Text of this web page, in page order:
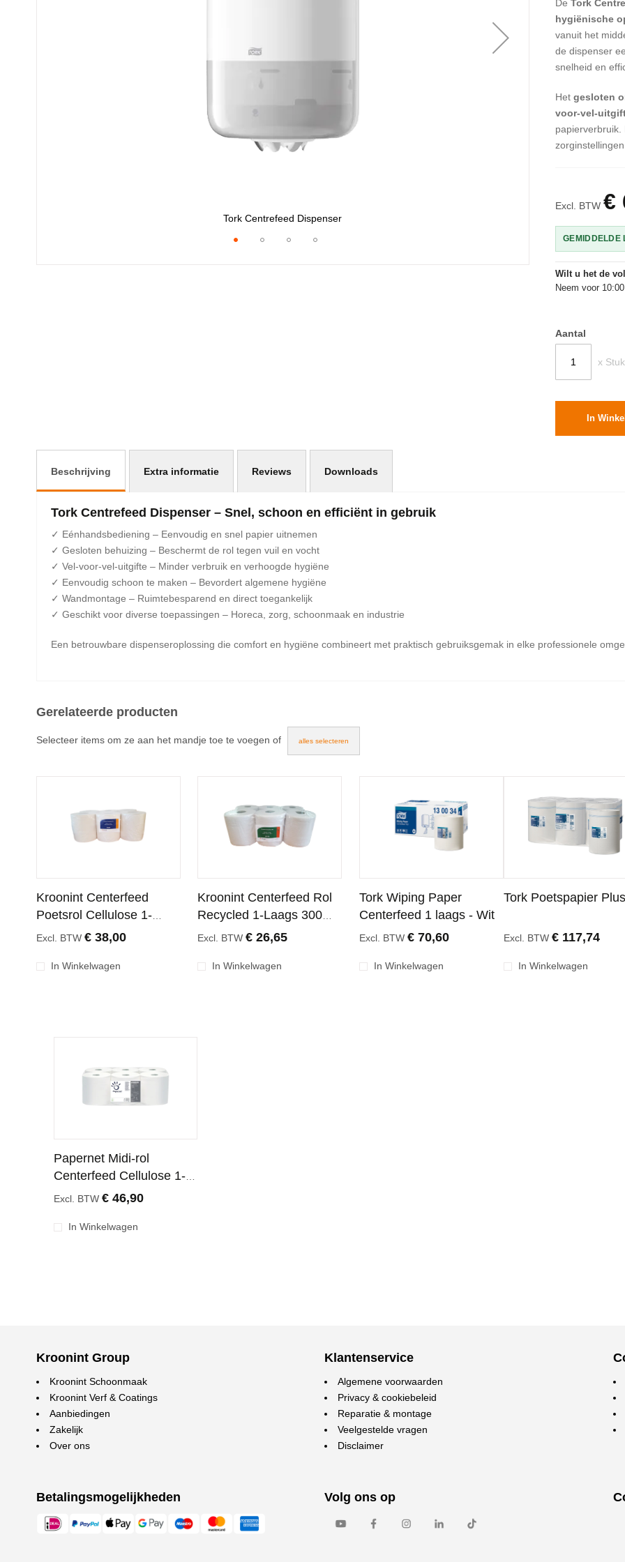
De Tork
hygiënische
vanuit het
de dispenser
snelheid en
Het gesloten
voor-vel-
papierverbruik.
zorginstellingen.
Excl. BTW €
GEMIDDELDE
Wilt u het de
Neem voor
Aantal
x Stuk
In
Tork Centrefeed Dispenser
Beschrijving
Tork Centrefeed Dispenser – Snel, schoon en efficiënt in gebruik
✓ Eénhandsbediening – Eenvoudig en snel papier uitnemen
✓ Gesloten behuizing – Beschermt de rol tegen vuil en vocht
✓ Vel-voor-vel-uitgifte – Minder verbruik en verhoogde hygiëne
✓ Eenvoudig schoon te maken – Bevordert algemene hygiëne
✓ Wandmontage – Ruimtebesparend en direct toegankelijk
✓ Geschikt voor diverse toepassingen – Horeca, zorg, schoonmaak en industrie
Een betrouwbare dispenseroplossing die comfort en hygiëne combineert met praktisch gebruiksgemak in elke professionele
Extra informatie Reviews Downloads
Gerelateerde producten
Selecteer items om ze aan het mandje toe te voegen of alles selecteren
Kroonint Centerfeed
Poetsrol Cellulose 1-
laags 300 meter 20 cm 6
Excl. BTW € 38,00
In Winkelwagen
Kroonint Centerfeed Rol
Recycled 1-Laags 300
Meter
Excl. BTW€ 26,65
In Winkelwagen
Tork Wiping Paper
Centerfeed 1 laags - Wit
Excl. BTW € 70,60
In Winkelwagen
Tork Poetspapier Plus
Excl. BTW € 117,74
In Winkelwagen
Papernet Midi-rol
Centerfeed Cellulose 1-
Laags 290 Meter
Excl. BTW € 46,90
In Winkelwagen
Kroonint Group
Kroonint Schoonmaak
Kroonint Verf & Coatings
Aanbiedingen
Zakelijk
Over ons
Betalingsmogelijkheden
Klantenservice
Algemene voorwaarden
Privacy & cookiebeleid
Reparatie & montage
Veelgestelde vragen
Disclaimer
Volg ons op